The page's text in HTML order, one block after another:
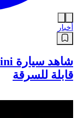
أخبار
قابلة للسرقة